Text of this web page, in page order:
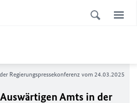
Regierungspressekonferenz vom 24.03.2025
Amts in der